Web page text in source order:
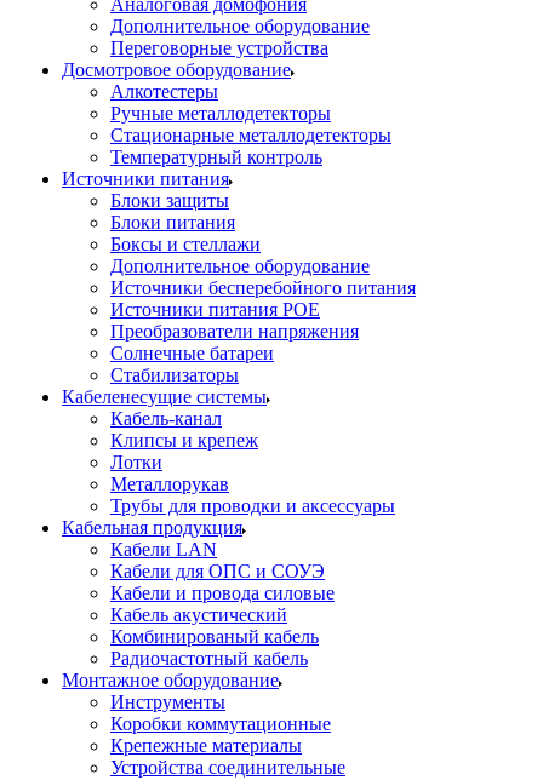
Аналоговая домофония
Дополнительное оборудование
Переговорные устройства
Досмотровое оборудование
Алкотестеры
Ручные металлодетекторы
Стационарные металлодетекторы
Температурный контроль
Источники питания
Блоки защиты
Блоки питания
Боксы и стеллажи
Дополнительное оборудование
Источники бесперебойного питания
Источники питания POE
Преобразователи напряжения
Солнечные батареи
Стабилизаторы
Кабеленесущие системы
Кабель-канал
Клипсы и крепеж
Лотки
Металлорукав
Трубы для проводки и аксессуары
Кабельная продукция
Кабели LAN
Кабели для ОПС и СОУЭ
Кабели и провода силовые
Кабель акустический
Комбинированый кабель
Радиочастотный кабель
Монтажное оборудование
Инструменты
Коробки коммутационные
Крепежные материалы
Устройства соединительные